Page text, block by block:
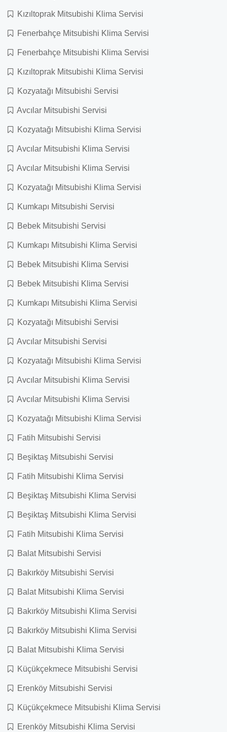
Kızıltoprak Mitsubishi Klima Servisi
Fenerbahçe Mitsubishi Klima Servisi
Fenerbahçe Mitsubishi Klima Servisi
Kızıltoprak Mitsubishi Klima Servisi
Kozyatağı Mitsubishi Servisi
Avcılar Mitsubishi Servisi
Kozyatağı Mitsubishi Klima Servisi
Avcılar Mitsubishi Klima Servisi
Avcılar Mitsubishi Klima Servisi
Kozyatağı Mitsubishi Klima Servisi
Kumkapı Mitsubishi Servisi
Bebek Mitsubishi Servisi
Kumkapı Mitsubishi Klima Servisi
Bebek Mitsubishi Klima Servisi
Bebek Mitsubishi Klima Servisi
Kumkapı Mitsubishi Klima Servisi
Kozyatağı Mitsubishi Servisi
Avcılar Mitsubishi Servisi
Kozyatağı Mitsubishi Klima Servisi
Avcılar Mitsubishi Klima Servisi
Avcılar Mitsubishi Klima Servisi
Kozyatağı Mitsubishi Klima Servisi
Fatih Mitsubishi Servisi
Beşiktaş Mitsubishi Servisi
Fatih Mitsubishi Klima Servisi
Beşiktaş Mitsubishi Klima Servisi
Beşiktaş Mitsubishi Klima Servisi
Fatih Mitsubishi Klima Servisi
Balat Mitsubishi Servisi
Bakırköy Mitsubishi Servisi
Balat Mitsubishi Klima Servisi
Bakırköy Mitsubishi Klima Servisi
Bakırköy Mitsubishi Klima Servisi
Balat Mitsubishi Klima Servisi
Küçükçekmece Mitsubishi Servisi
Erenköy Mitsubishi Servisi
Küçükçekmece Mitsubishi Klima Servisi
Erenköy Mitsubishi Klima Servisi